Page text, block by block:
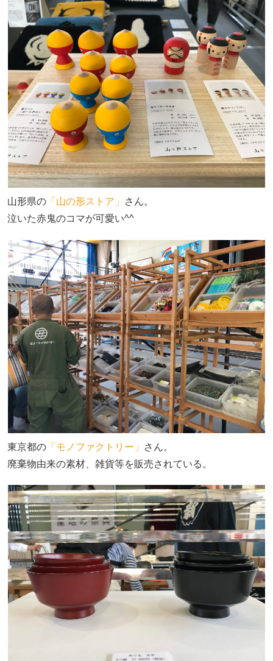
山形県の「山の形ストア」
さん。
泣いた赤鬼のコマが可愛い^^
東京都の「モノファクトリー」
さん。
廃棄物由来の素材、雑貨等を販売されている。